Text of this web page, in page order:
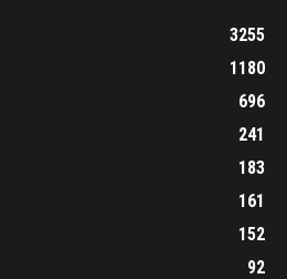
3255
1180
696
241
183
161
152
92